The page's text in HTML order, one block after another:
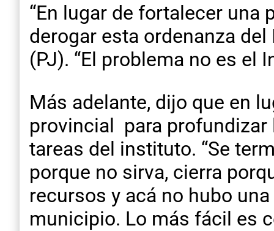
“En lugar de fortalecer una
derogar esta ordenanza
(PJ). “El problema no es el
Más adelante, dijo que en
provincial para profundizar
tareas del instituto. “Se
porque no sirva, cierra
recursos y acá no hubo
municipio. Lo más fácil es